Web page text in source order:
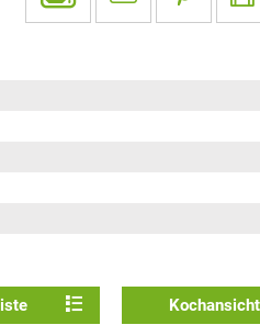
Kochansicht